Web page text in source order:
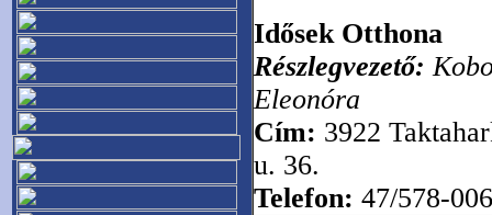
Idősek Otthona
Részlegvezető:
Eleonóra
Cím: 3922
u. 36.
Telefon: 47/578-006